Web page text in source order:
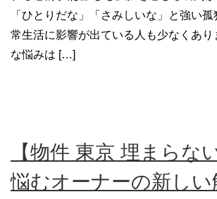
「ひとりだな」「さみしいな」と強い
常生活に影響が出ている人も少なくあり
な悩みは […]
【物件 東京 埋まらな
悩むオーナーの新しい